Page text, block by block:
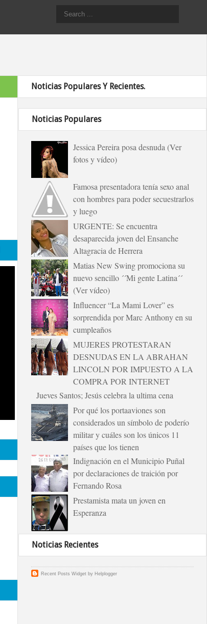
Noticias Populares Y Recientes.
Noticias Populares
Jessica Pereira posa desnuda (Ver
fotos y vídeo)
Famosa presentadora tenía sexo anal
con hombres para poder secuestrarlos
y luego
URGENTE: Se encuentra
desaparecida joven del Ensanche
Altagracia de Herrera
Matias New Swing promociona su
nuevo sencillo ´´Mi gente Latina´´
(Ver vídeo)
Influencer “La Mami Lover” es
sorprendida por Marc Anthony en su
cumpleaños
MUJERES PROTESTARAN
DESNUDAS EN LA ABRAHAN
LINCOLN POR IMPUESTO A LA
COMPRA POR INTERNET
Jueves Santos; Jesús celebra la ultima cena
Por qué los portaaviones son
considerados un símbolo de poderío
militar y cuáles son los únicos 11
países que los tienen
Indignación en el Municipio Puñal
por declaraciones de traición por
Fernando Rosa
Prestamista mata un joven en
Esperanza
Noticias Recientes
Recent Posts Widgetby Helplogger